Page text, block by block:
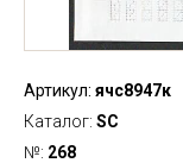
Артикул: ячс8947к
Каталог: SC
№: 268